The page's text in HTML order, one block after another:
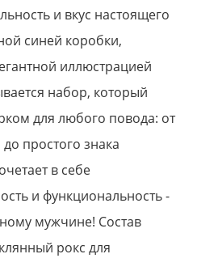
и вкус настоящего
синей коробки,
иллюстрацией
набор, который
для любого повода: от
простого знака
в себе
и функциональность -
мужчине! Состав
рокс для